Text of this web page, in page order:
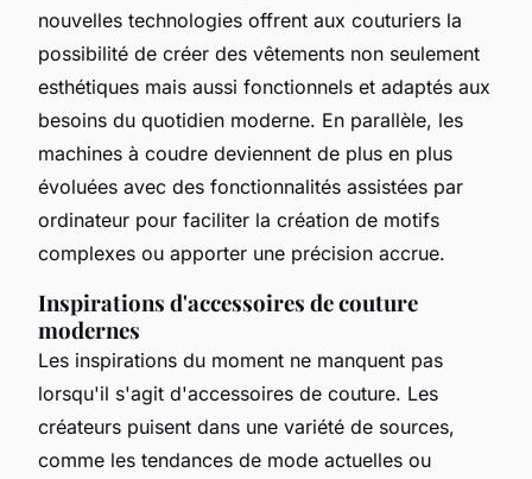
nouvelles technologies offrent aux couturiers la
possibilité de créer des vêtements non seulement
esthétiques mais aussi fonctionnels et adaptés aux
besoins du quotidien moderne. En parallèle, les
machines à coudre deviennent de plus en plus
évoluées avec des fonctionnalités assistées par
ordinateur pour faciliter la création de motifs
complexes ou apporter une précision accrue.
Inspirations d'accessoires de couture
modernes
Les inspirations du moment ne manquent pas
lorsqu'il s'agit d'accessoires de couture. Les
créateurs puisent dans une variété de sources,
comme les tendances de mode actuelles ou